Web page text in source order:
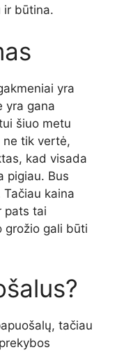
ir būtina.
yra
yra gana
šiuo metu
ne tik vertė,
kad visada
pigiau. Bus
kaina
pats tai
grožio gali būti
tačiau